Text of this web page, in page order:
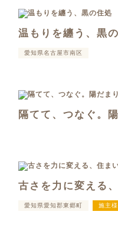
温もりを纏う、黒
愛知県名古屋市南区
隔てて、つなぐ。
古さを力に変える
愛知県愛知郡東郷町 施主